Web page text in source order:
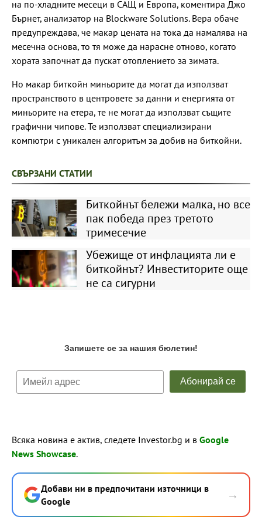
на по-хладните месеци в САЩ и Европа, коментира Джо
Бърнет, анализатор на Blockware Solutions. Вера обаче
предупреждава, че макар цената на тока да намалява на
месечна основа, то тя може да нарасне отново, когато
хората започнат да пускат отоплението за зимата.
Но макар биткойн миньорите да могат да използват
пространството в центровете за данни и енергията от
миньорите на етера, те не могат да използват същите
графични чипове. Те използват специализирани
компютри с уникален алгоритъм за добив на биткойни.
СВЪРЗАНИ СТАТИИ
Биткойнът бележи малка, но все
пак победа през третото
тримесечие
Убежище от инфлацията ли е
биткойнът? Инвеститорите още
не са сигурни
Всяка новина е актив, следете Investor.bg и в Google
News Showcase.
Добави ни в предпочитани източници в
Google
→